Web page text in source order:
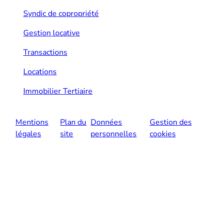
Syndic de copropriété
Gestion locative
Transactions
Locations
Immobilier Tertiaire
Mentions
légales
Plan du
site
Données
personnelles
Gestion des
cookies